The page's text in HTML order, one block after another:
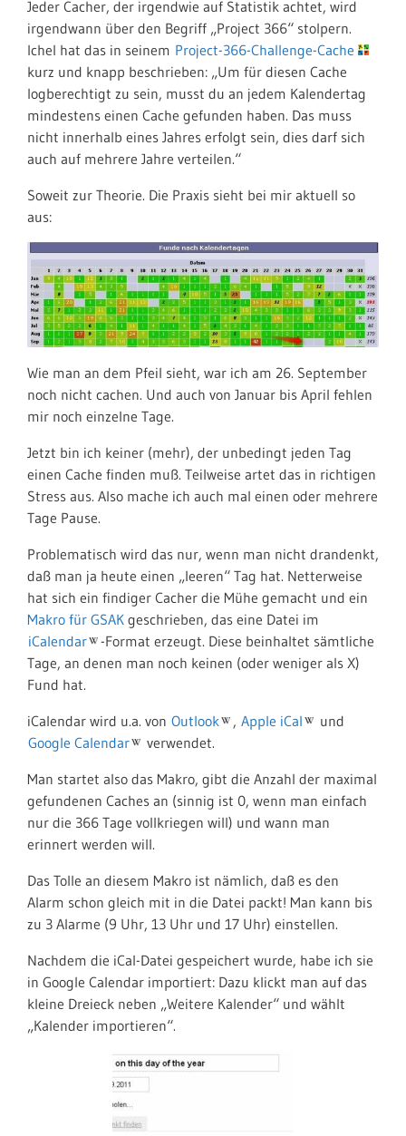
Jeder Cacher, der irgendwie auf Statistik achtet, wird
irgendwann über den Begriff „Project 366“ stolpern.
Ichel hat das in seinem Project-366-Challenge-Cache
kurz und knapp beschrieben: „Um für diesen Cache
logberechtigt zu sein, musst du an jedem Kalendertag
mindestens einen Cache gefunden haben. Das muss
nicht innerhalb eines Jahres erfolgt sein, dies darf sich
auch auf mehrere Jahre verteilen.“
Soweit zur Theorie. Die Praxis sieht bei mir aktuell so
aus:
Wie man an dem Pfeil sieht, war ich am 26. September
noch nicht cachen. Und auch von Januar bis April fehlen
mir noch einzelne Tage.
Jetzt bin ich keiner (mehr), der unbedingt jeden Tag
einen Cache finden muß. Teilweise artet das in richtigen
Stress aus. Also mache ich auch mal einen oder mehrere
Tage Pause.
Problematisch wird das nur, wenn man nicht drandenkt,
daß man ja heute einen „leeren“ Tag hat. Netterweise
hat sich ein findiger Cacher die Mühe gemacht und ein
Makro für GSAK geschrieben, das eine Datei im
iCalendar
-Format erzeugt. Diese beinhaltet sämtliche
Tage, an denen man noch keinen (oder weniger als X)
Fund hat.
iCalendar wird u.a. von Outlook , Apple iCal
und
Google Calendar
verwendet.
Man startet also das Makro, gibt die Anzahl der maximal
gefundenen Caches an (sinnig ist 0, wenn man einfach
nur die 366 Tage vollkriegen will) und wann man
erinnert werden will.
Das Tolle an diesem Makro ist nämlich, daß es den
Alarm schon gleich mit in die Datei packt! Man kann bis
zu 3 Alarme (9 Uhr, 13 Uhr und 17 Uhr) einstellen.
Nachdem die iCal-Datei gespeichert wurde, habe ich sie
in Google Calendar importiert: Dazu klickt man auf das
kleine Dreieck neben „Weitere Kalender“ und wählt
„Kalender importieren“.